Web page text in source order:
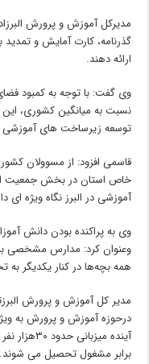
مدیرکل آموزش و پرورش
ارائه دهند.
وی گفت: با توجه به کمبود
نسبت به میانگین کشوری، این
توسعه زیرساخت های آموزشی
قاسمی افزود: از مسوولان
خاص استان در بخش جمعیت
آموزشی در البرز نگاه ویژه ای
وی به پراکنده بودن دانش‌
وعنوان کرد: مدارس مشخصی
همه بچه‌ها در کنار یکدیگر به
مدیر کل آموزش و پرورش
درحوزه آموزش و پرورش به
آینده
برابر مشغول تحصیل می شوند.